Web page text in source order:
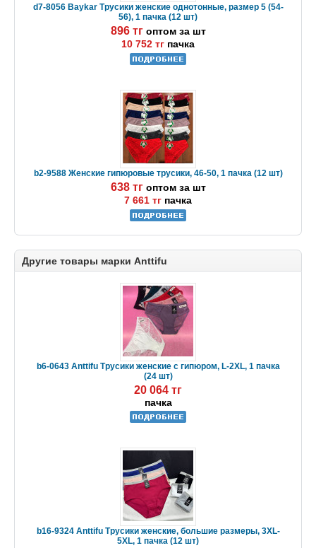
d7-8056 Baykar Трусики женские однотонные, размер 5 (54-
56), 1 пачка (12 шт)
896 тг оптом за шт
10 752 тг пачка
b2-9588 Женские гипюровые трусики, 46-50, 1 пачка (12 шт)
638 тг оптом за шт
7 661 тг пачка
Другие товары марки Anttifu
b6-0643 Anttifu Трусики женские с гипюром, L-2XL, 1 пачка
(24 шт)
20 064 тг
пачка
b16-9324 Anttifu Трусики женские, большие размеры, 3XL-
5XL, 1 пачка (12 шт)